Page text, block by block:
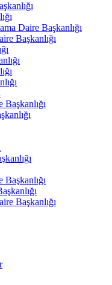
Daire Başkanlığı
Başkanlığı
Başkanlığı